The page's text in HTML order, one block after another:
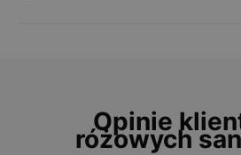
Opinie
różowych